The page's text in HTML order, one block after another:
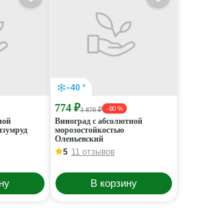
–40 °
774 ₽3 870 ₽ - 80 %
Виноград с абсолютной
морозостойкостью
Оленьевский
5 11 отзывов
В корзину